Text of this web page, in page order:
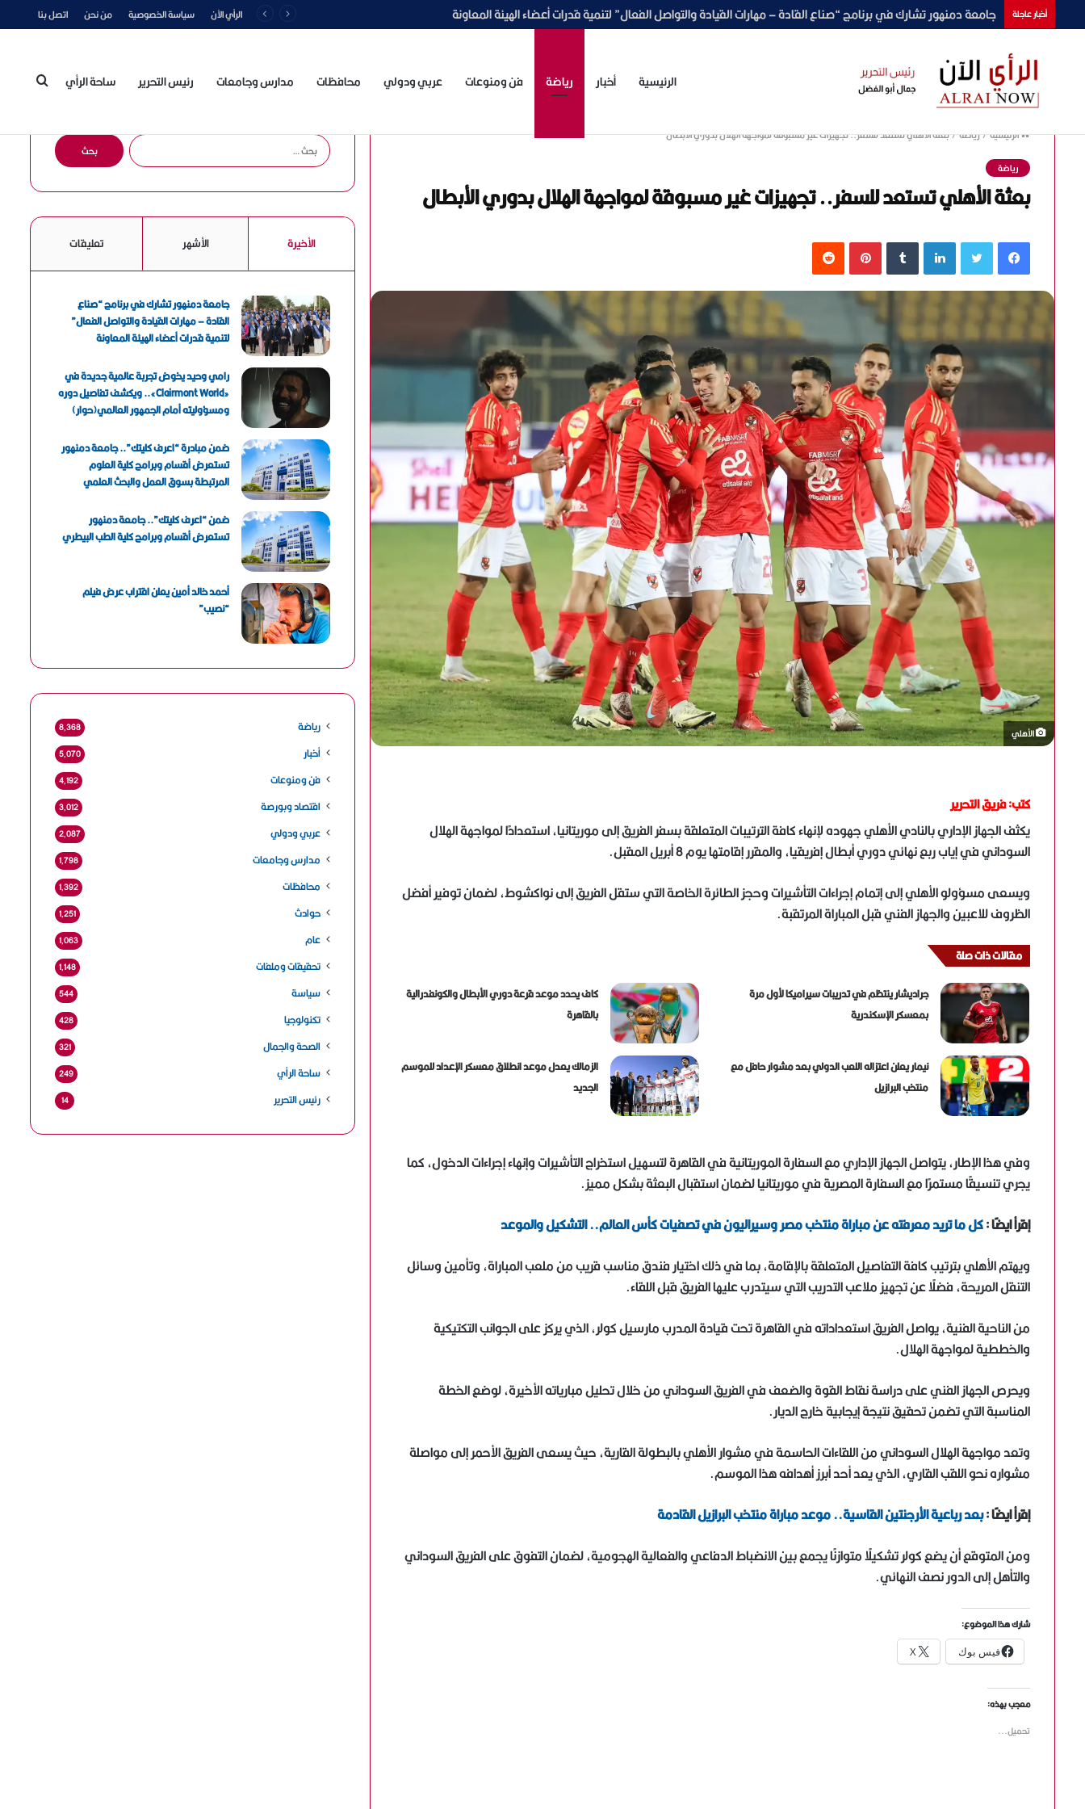
أخبار عاجلة رامي وحيد يخوض تجربة عالمية جديدة في «Clairmont World».. ويكشف تفاصيل دوره ومسؤوليته أمام الجمهور العالمي(حوار) الرأي الآن سياسة الخصوصية من نحن اتصل بنا
الرئيسية أخبار رياضة فن ومنوعات عربي ودولي محافظات مدارس وجامعات رئيس التحرير ساحة الرأي
عن
الرئيسية/رياضة/بعثة الأهلي تستعد للسفر.. تجهيزات غير مسبوقة لمواجهة الهلال بدوري الأبطال
رياضة
بعثة الأهلي تستعد للسفر.. تجهيزات غير مسبوقة لمواجهة الهلال بدوري الأبطال
فيسبوك لينكدإن بينتيريست
الأهلي
كتب: فريق التحرير
يكثف الجهاز الإداري بالنادي الأهلي جهوده لإنهاء كافة الترتيبات المتعلقة بسفر الفريق إلى موريتانيا، استعدادًا لمواجهة الهلال
السوداني في إياب ربع نهائي دوري أبطال إفريقيا، والمقرر إقامتها يوم 8 أبريل المقبل.
ويسعى مسؤولو الأهلي إلى إتمام إجراءات التأشيرات وحجز الطائرة الخاصة التي ستقل الفريق إلى نواكشوط، لضمان توفير أفضل
الظروف للاعبين والجهاز الفني قبل المباراة المرتقبة.
مقالات ذات صلة
جراديشار ينتظم في تدريبات سيراميكا لأول مرة
بمعسكر الإسكندرية
كاف يحدد موعد قرعة دوري الأبطال والكونفدرالية
بالقاهرة
نيمار يعلن اعتزاله اللعب الدولي بعد مشوار حافل مع
منتخب البرازيل
الزمالك يعدل موعد انطلاق معسكر الإعداد للموسم
الجديد
وفي هذا الإطار، يتواصل الجهاز الإداري مع السفارة الموريتانية في القاهرة لتسهيل استخراج التأشيرات وإنهاء إجراءات الدخول، كما
يجري تنسيقًا مستمرًا مع السفارة المصرية في موريتانيا لضمان استقبال البعثة بشكل مميز.
إقرأ ايضًا :كل ما تريد معرفته عن مباراة منتخب مصر وسيراليون في تصفيات كأس العالم.. التشكيل والموعد
ويهتم الأهلي بترتيب كافة التفاصيل المتعلقة بالإقامة، بما في ذلك اختيار فندق مناسب قريب من ملعب المباراة، وتأمين وسائل
التنقل المريحة، فضلًا عن تجهيز ملاعب التدريب التي سيتدرب عليها الفريق قبل اللقاء.
من الناحية الفنية، يواصل الفريق استعداداته في القاهرة تحت قيادة المدرب مارسيل كولر، الذي يركز على الجوانب التكتيكية
والخططية لمواجهة الهلال.
ويحرص الجهاز الفني على دراسة نقاط القوة والضعف في الفريق السوداني من خلال تحليل مبارياته الأخيرة، لوضع الخطة
المناسبة التي تضمن تحقيق نتيجة إيجابية خارج الديار.
وتعد مواجهة الهلال السوداني من اللقاءات الحاسمة في مشوار الأهلي بالبطولة القارية، حيث يسعى الفريق الأحمر إلى مواصلة
مشواره نحو اللقب القاري، الذي يعد أحد أبرز أهدافه هذا الموسم.
إقرأ ايضًا :بعد رباعية الأرجنتين القاسية.. موعد مباراة منتخب البرازيل القادمة
ومن المتوقع أن يضع كولر تشكيلًا متوازنًا يجمع بين الانضباط الدفاعي والفعالية الهجومية، لضمان التفوق على الفريق السوداني
والتأهل إلى الدور نصف النهائي.
شارك هذا الموضوع:
فيس بوك X
معجب بهذه:
تحميل...
ا
ل
ح
الأخيرة الأشهر تعليقات
جامعة دمنهور تشارك في برنامج “صناع
القادة – مهارات القيادة والتواصل الفعال”
لتنمية قدرات أعضاء الهيئة المعاونة
رامي وحيد يخوض تجربة عالمية جديدة في
«Clairmont World».. ويكشف تفاصيل دوره
ومسؤوليته أمام الجمهور العالمي(حوار)
ضمن مبادرة “اعرف كليتك”.. جامعة دمنهور
تستعرض أقسام وبرامج كلية العلوم
المرتبطة بسوق العمل والبحث العلمي
ضمن “اعرف كليتك”.. جامعة دمنهور
تستعرض أقسام وبرامج كلية الطب البيطري
أحمد خالد أمين يعلن اقتراب عرض فيلم
“نصيب”
رياضة 8٬368
أخبار 5٬070
فن ومنوعات 4٬192
اقتصاد وبورصة 3٬012
عربي ودولي 2٬087
مدارس وجامعات 1٬798
محافظات 1٬392
حوادث 1٬251
عام 1٬063
تحقيقات وملفات 1٬148
سياسة 544
تكنولوجيا 428
الصحة والجمال 321
ساحة الرأي 249
رئيس التحرير 14